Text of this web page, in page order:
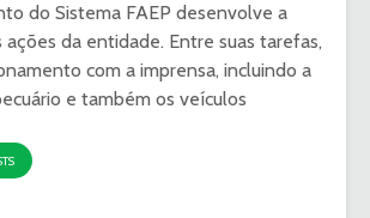
do Sistema FAEP desenvolve a
ações da entidade. Entre suas tarefas,
com a imprensa, incluindo a
e também os veículos